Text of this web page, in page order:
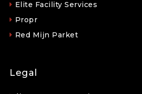
Elite Facility Services
Propr
Red Mijn Parket
Legal